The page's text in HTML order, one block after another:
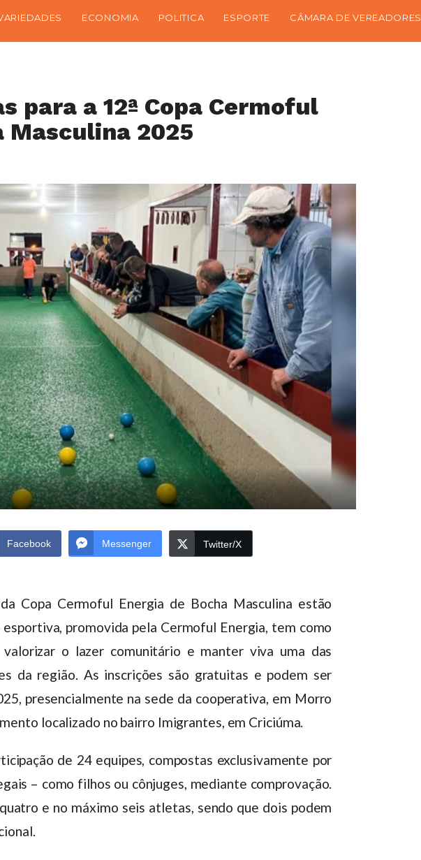
ECONOMIA POLITICA ESPORTE CÂMARA DE VEREADORES
para a 12ª Copa Cermoful
Masculina 2025
Facebook Messenger Twitter/X
Copa Cermoful Energia de Bocha Masculina estão
promovida pela Cermoful Energia, tem como
o lazer comunitário e manter viva uma das
da região. As inscrições são gratuitas e podem ser
presencialmente na sede da cooperativa, em Morro
localizado no bairro Imigrantes, em Criciúma.
de 24 equipes, compostas exclusivamente por
– como filhos ou cônjuges, mediante comprovação.
e no máximo seis atletas, sendo que dois podem